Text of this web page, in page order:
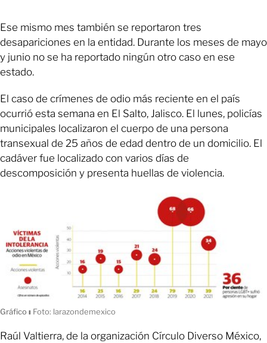
Ese mismo mes también se reportaron tres
desapariciones en la entidad. Durante los meses de mayo
y junio no se ha reportado ningún otro caso en ese
estado.
El caso de crímenes de odio más reciente en el país
ocurrió esta semana en El Salto, Jalisco. El lunes, policías
municipales localizaron el cuerpo de una persona
transexual de 25 años de edad dentro de un domicilio. El
cadáver fue localizado con varios días de
descomposición y presenta huellas de violencia.
Gráficoı Foto: larazondemexico
Raúl Valtierra, de la organización Círculo Diverso México,